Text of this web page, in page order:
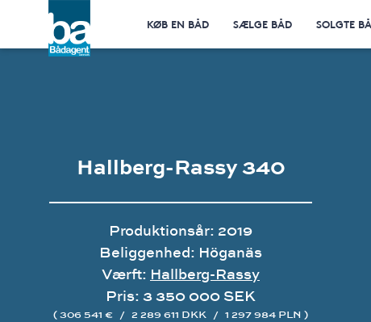
KØB EN BÅD SÆLGE BÅD SOLGTE
Hallberg-Rassy 340
Produktionsår: 2019
Beliggenhed: Höganäs
Værft: Hallberg-Rassy
Pris: 3 350 000 SEK
( 306 541 € / 2 289 611 DKK / 1 297 984 PLN )